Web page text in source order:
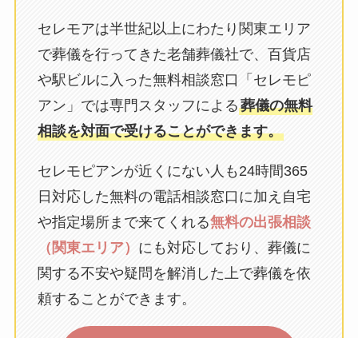
セレモアは半世紀以上にわたり関東エリア
で葬儀を行ってきた老舗葬儀社で、百貨店
や駅ビルに入った無料相談窓口「セレモピ
アン」では専門スタッフによる葬儀の無料
相談を対面で受けることができます。
セレモピアンが近くにない人も24時間365
日対応した無料の電話相談窓口に加え自宅
や指定場所まで来てくれる無料の出張相談
（関東エリア） にも対応しており、葬儀に
関する不安や疑問を解消した上で葬儀を依
頼することができます。